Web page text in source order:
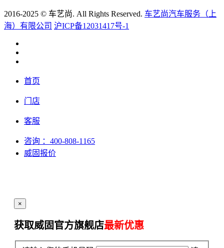
2016-2025 © 车艺尚. All Rights Reserved. 车艺尚汽车服务（上
海）有限公司 沪ICP备12031417号-1
首页
门店
客服
咨询 ：400-808-1165
威固报价
×
获取威固官方旗舰店最新优惠